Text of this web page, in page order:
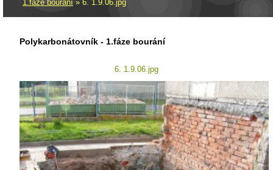
1.fáze bourání » 6. 1.9.06.jpg
Polykarbonátovník - 1.fáze bourání
6. 1.9.06.jpg